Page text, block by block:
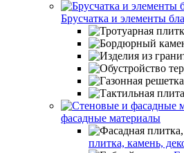
Брусчатка и элементы
фасадные материалы
плитка, камень,